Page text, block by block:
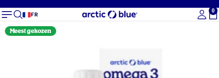
FR
0
Meest gekozen